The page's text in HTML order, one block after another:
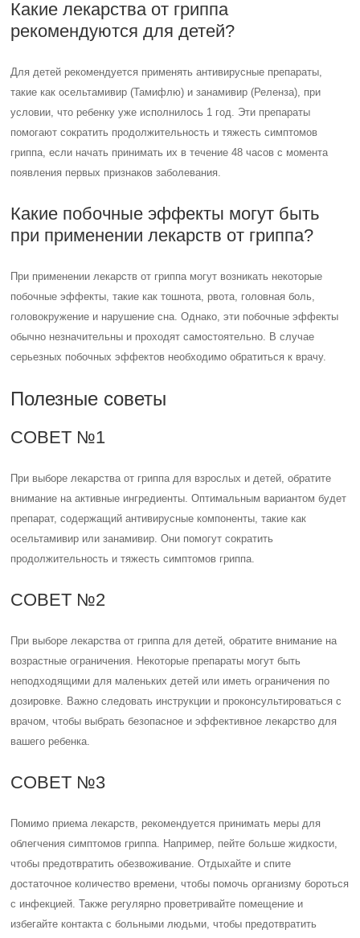
Какие лекарства от гриппа
рекомендуются для детей?
Для детей рекомендуется применять антивирусные препараты,
такие как осельтамивир (Тамифлю) и занамивир (Реленза), при
условии, что ребенку уже исполнилось 1 год. Эти препараты
помогают сократить продолжительность и тяжесть симптомов
гриппа, если начать принимать их в течение 48 часов с момента
появления первых признаков заболевания.
Какие побочные эффекты могут быть
при применении лекарств от гриппа?
При применении лекарств от гриппа могут возникать некоторые
побочные эффекты, такие как тошнота, рвота, головная боль,
головокружение и нарушение сна. Однако, эти побочные эффекты
обычно незначительны и проходят самостоятельно. В случае
серьезных побочных эффектов необходимо обратиться к врачу.
Полезные советы
СОВЕТ №1
При выборе лекарства от гриппа для взрослых и детей, обратите
внимание на активные ингредиенты. Оптимальным вариантом будет
препарат, содержащий антивирусные компоненты, такие как
осельтамивир или занамивир. Они помогут сократить
продолжительность и тяжесть симптомов гриппа.
СОВЕТ №2
При выборе лекарства от гриппа для детей, обратите внимание на
возрастные ограничения. Некоторые препараты могут быть
неподходящими для маленьких детей или иметь ограничения по
дозировке. Важно следовать инструкции и проконсультироваться с
врачом, чтобы выбрать безопасное и эффективное лекарство для
вашего ребенка.
СОВЕТ №3
Помимо приема лекарств, рекомендуется принимать меры для
облегчения симптомов гриппа. Например, пейте больше жидкости,
чтобы предотвратить обезвоживание. Отдыхайте и спите
достаточное количество времени, чтобы помочь организму бороться
с инфекцией. Также регулярно проветривайте помещение и
избегайте контакта с больными людьми, чтобы предотвратить